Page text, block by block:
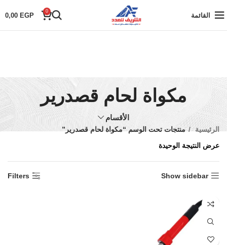
القائمة
0
0,00 EGP
مكواة لحام قصدرير
الأقسام
الرئيسية
منتجات تحت الوسم “مكواة لحام قصدرير”
عرض النتيجة الوحيدة
Show sidebar
Filters